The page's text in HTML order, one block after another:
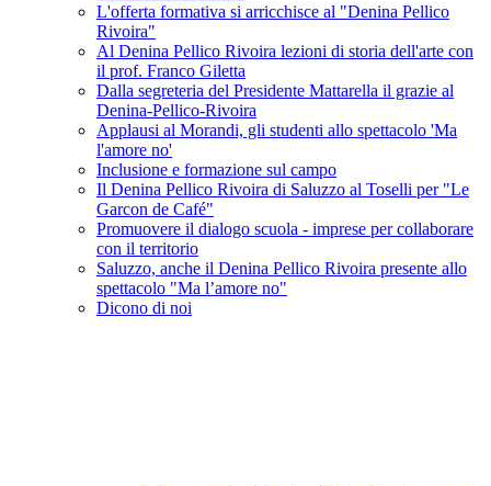
L'offerta formativa si arricchisce al "Denina Pellico
Rivoira"
Al Denina Pellico Rivoira lezioni di storia dell'arte con
il prof. Franco Giletta
Dalla segreteria del Presidente Mattarella il grazie al
Denina-Pellico-Rivoira
Applausi al Morandi, gli studenti allo spettacolo 'Ma
l'amore no'
Inclusione e formazione sul campo
Il Denina Pellico Rivoira di Saluzzo al Toselli per "Le
Garcon de Café"
Promuovere il dialogo scuola - imprese per collaborare
con il territorio
Saluzzo, anche il Denina Pellico Rivoira presente allo
spettacolo "Ma l’amore no"
Dicono di noi